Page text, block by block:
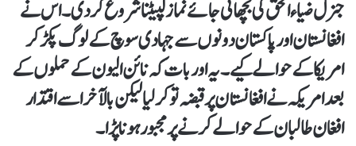
جنرل ضیاء الحق کی بچھائی جائے نماز لپیٹنا شروع کر دی۔ اس نے
افغانستان اور پاکستان دونوں سے جہادی سوچ کے لوگ پکڑ کر
امریکا کے حوالے کیے۔ یہ اور بات کہ نائن الیون کے حملوں کے
بعد امریکہ نے افغانستان پر قبضہ تو کر لیا لیکن بالآخر اسے اقتدار
افغان طالبان کے حوالے کرنے پر مجبور ہونا پڑا۔